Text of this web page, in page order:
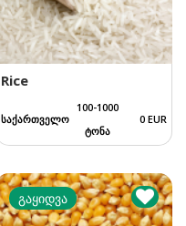
Rice
საქართველო
100-1000
ტონა
0 EUR
გაყიდვა